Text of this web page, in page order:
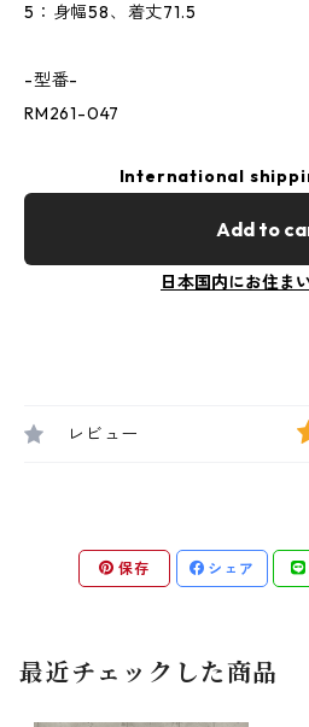
5：身幅58、着丈71.5
-型番-
RM261-047
International
Add to
日本国内にお住ま
レビュー
保存 シェア
最近チェックした商品